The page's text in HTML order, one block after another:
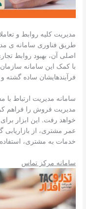
مدیریت کلیه روابط و
طریق فناوری سامانه­ ی
اصلی آن­، بهبود روابط
با کمک این سامانه­ سازمان­
فرآیند­هایشان ساده گشته
مدیریت فروش را فراهم
خواهد رفت. این ابزار
عمر مشتری، از بازاریابی
خدمات به مشتری،
سامانه­ مرکز تماس